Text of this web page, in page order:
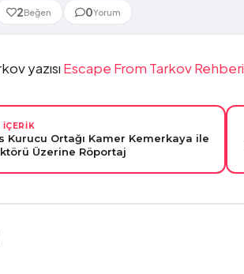
2Beğen 0Yorum
yazısı Escape From Tarkov Rehberi
İÇERİK
Kurucu Ortağı Kamer Kemerkaya ile
Üzerine Röportaj